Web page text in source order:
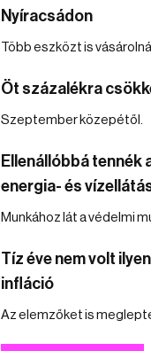
Nyíracsádon
Több eszközt is
Öt százalékra
Szeptember közepétől.
Ellenállóbbá tennék
energia- és
Munkához lát a védelmi
Tíz éve nem volt
infláció
Az elemzőket is